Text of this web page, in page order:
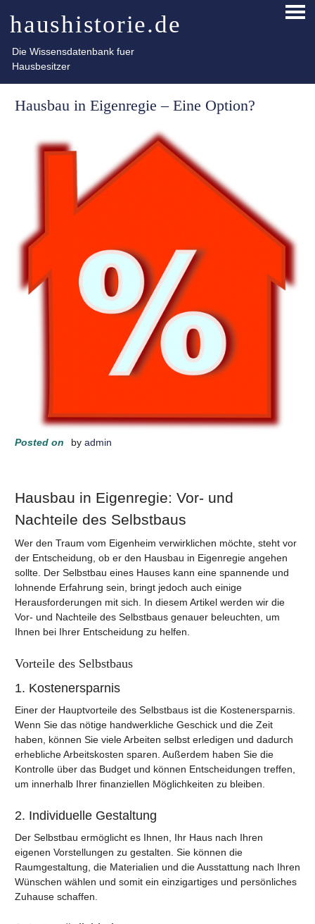
content
haushistorie.de
Die Wissensdatenbank fuer
Hausbesitzer
Hausbau in Eigenregie – Eine Option?
Posted on by admin
Hausbau in Eigenregie: Vor- und
Nachteile des Selbstbaus
Wer den Traum vom Eigenheim verwirklichen möchte, steht vor
der Entscheidung, ob er den Hausbau in Eigenregie angehen
sollte. Der Selbstbau eines Hauses kann eine spannende und
lohnende Erfahrung sein, bringt jedoch auch einige
Herausforderungen mit sich. In diesem Artikel werden wir die
Vor- und Nachteile des Selbstbaus genauer beleuchten, um
Ihnen bei Ihrer Entscheidung zu helfen.
Vorteile des Selbstbaus
1. Kostenersparnis
Einer der Hauptvorteile des Selbstbaus ist die Kostenersparnis.
Wenn Sie das nötige handwerkliche Geschick und die Zeit
haben, können Sie viele Arbeiten selbst erledigen und dadurch
erhebliche Arbeitskosten sparen. Außerdem haben Sie die
Kontrolle über das Budget und können Entscheidungen treffen,
um innerhalb Ihrer finanziellen Möglichkeiten zu bleiben.
2. Individuelle Gestaltung
Der Selbstbau ermöglicht es Ihnen, Ihr Haus nach Ihren
eigenen Vorstellungen zu gestalten. Sie können die
Raumgestaltung, die Materialien und die Ausstattung nach Ihren
Wünschen wählen und somit ein einzigartiges und persönliches
Zuhause schaffen.